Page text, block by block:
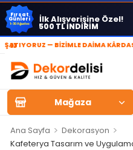
Fırsat
Günleri
1-30 Ağustos İlk Alışverişine Özel!
500 TL İNDİRİM
» — BİZİMLE DAİMA
Mağaza
Ana Sayfa > Dekorasyon >
Kafeterya Tasarım ve